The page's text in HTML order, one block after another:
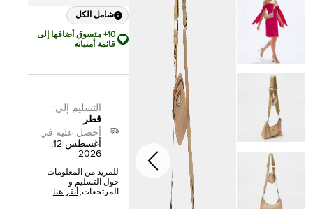
شامل الكل
10+ متسوق أضافها إلى
قائمة أمنياته
التسليم إلى:
قطر
أحصل عليه في
أغسطس 12,
2026
للمزيد من المعلومات
حول التسليم و
المرتجعات, أنقر هنا